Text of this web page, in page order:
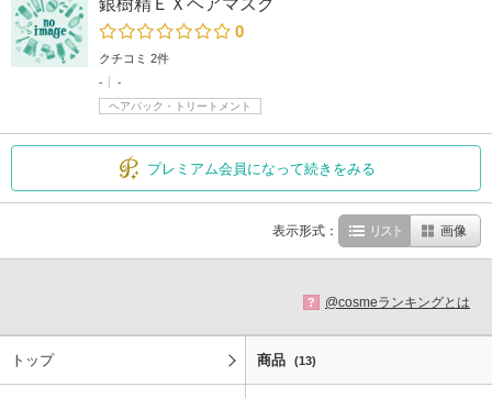
銀樹精ＥＸヘアマスク
0
クチコミ 2件
-
-
ヘアパック・トリートメント
プレミアム会員になって続きをみる
表示形式： リスト 画像
? @cosmeランキングとは
トップ 商品 (13)